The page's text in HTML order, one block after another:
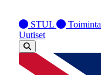
STUL Toiminta
Uutiset